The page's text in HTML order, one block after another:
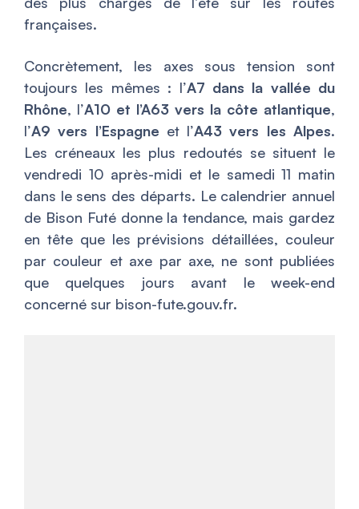
françaises.
Concrètement, les axes sous tension sont
toujours les mêmes : l’A7 dans la vallée du
Rhône, l’A10 et l’A63 vers la côte atlantique,
l’A9 vers l’Espagne et l’A43 vers les Alpes.
Les créneaux les plus redoutés se situent le
vendredi 10 après-midi et le samedi 11 matin
dans le sens des départs. Le calendrier annuel
de Bison Futé donne la tendance, mais gardez
en tête que les prévisions détaillées, couleur
par couleur et axe par axe, ne sont publiées
que quelques jours avant le week-end
concerné sur bison-fute.gouv.fr.